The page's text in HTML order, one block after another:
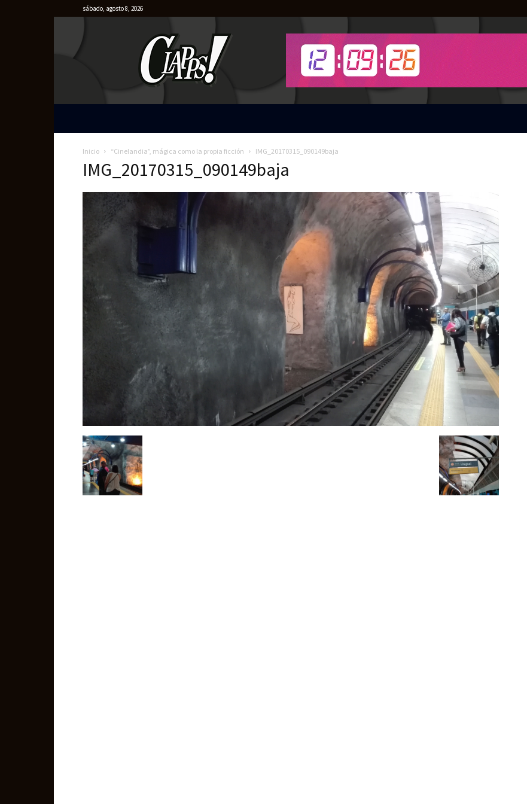
sábado, agosto 8, 2026
Inicio “Cinelandia”, mágica como la propia ficción IMG_20170315_090149baja
IMG_20170315_090149baja